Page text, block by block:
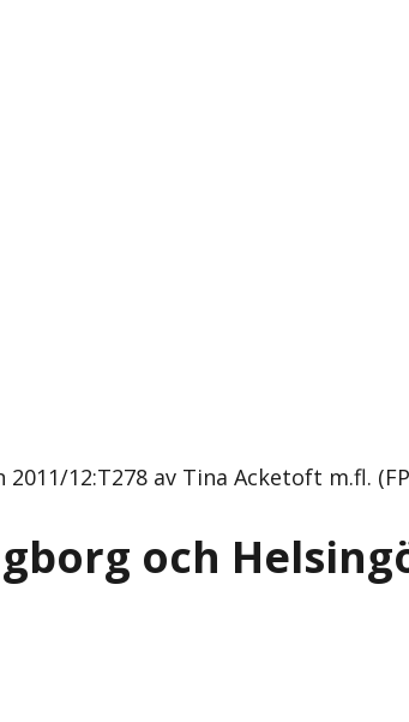
12:T278 av Tina Acketoft m.fl.
och